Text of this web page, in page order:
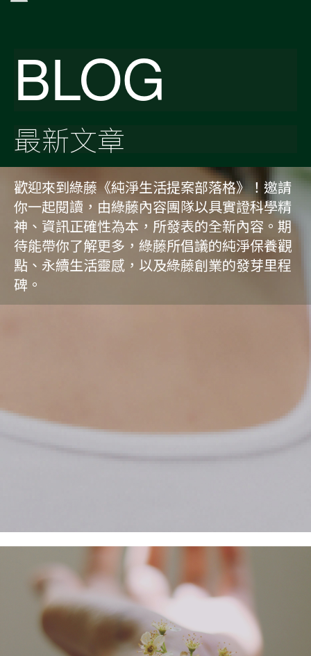
BLOG
最新文章
歡迎來到綠藤《純淨生活提案部落格》！邀請
你一起閱讀，由綠藤內容團隊以具實證科學精
神、資訊正確性為本，所發表的全新內容。期
待能帶你了解更多，綠藤所倡議的純淨保養觀
點、永續生活靈感，以及綠藤創業的發芽里程
碑。